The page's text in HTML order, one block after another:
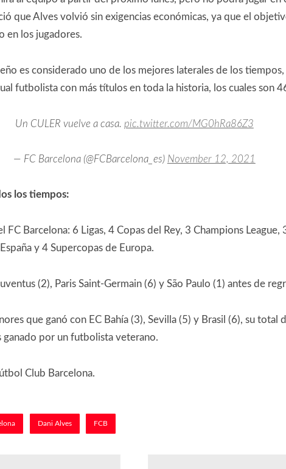
que Alves volvió sin exigencias económicas, ya que el
en los jugadores.
es considerado uno de los mejores laterales de los tiempos,
futbolista con más títulos en toda la historia, los cuales son
Un CULER vuelve a casa. pic.twitter.com/MG0hRa86Z3
— FC Barcelona (@FCBarcelona_es) November 12, 2021
los tiempos:
FC Barcelona: 6 Ligas, 4 Copas del Rey, 3 Champions League,
y 4 Supercopas de Europa.
(2), Paris Saint-Germain (6) y São Paulo (1) antes de
que ganó con EC Bahía (3), Sevilla (5) y Brasil (6), su total
ganado por un futbolista veterano.
Club Barcelona.
Dani Alves FCB